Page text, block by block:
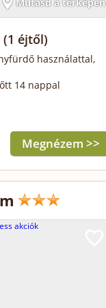
(1 éjtől)
használattal,
14 nappal
Megnézem >>